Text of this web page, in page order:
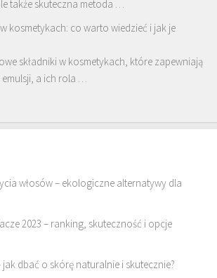
także skuteczna metoda …
kosmetykach: co warto wiedzieć i jak je
składniki w kosmetykach, które zapewniają
a ich rola …
włosów – ekologiczne alternatywy dla
2023 – ranking, skuteczność i opcje
jak dbać o skórę naturalnie i skutecznie?